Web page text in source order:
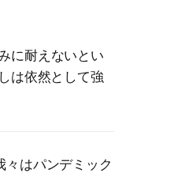
に耐えないとい
は依然として強
々はパンデミック